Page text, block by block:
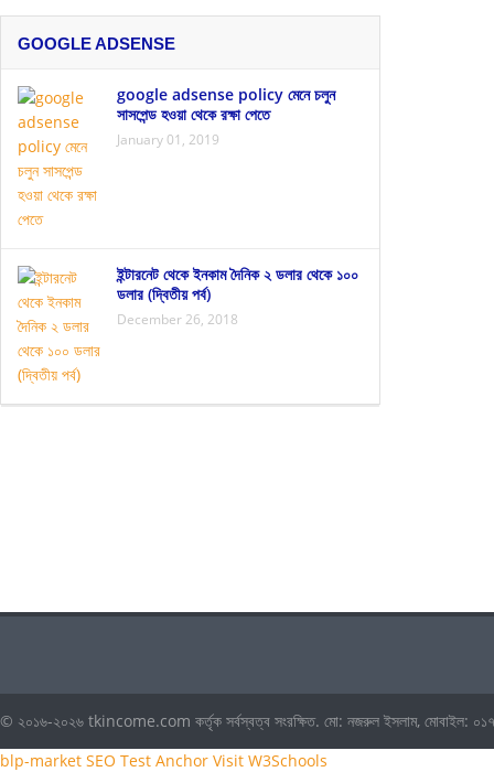
GOOGLE ADSENSE
google adsense policy মেনে চলুন
সাসপেন্ড হওয়া থেকে রক্ষা পেতে
January 01, 2019
ইন্টারনেট থেকে ইনকাম দৈনিক ২ ডলার থেকে ১০০
ডলার (দ্বিতীয় পর্ব)
December 26, 2018
© ২০১৬-২০২৬ tkincome.com কর্তৃক সর্বস্বত্ব সংরক্ষিত. মো: নজরুল ইসলাম,
blp-market SEO Test Anchor Visit W3Schools